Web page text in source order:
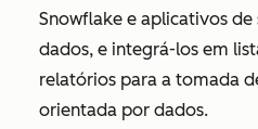
Snowflake e aplicativos de
dados, e integrá-los em
relatórios para a tomada
orientada por dados.